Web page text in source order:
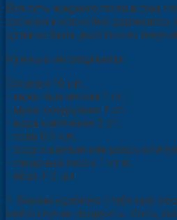
Вся суть жидкого теста в том,
сосиски и спокойно
должно быть достаточно
Нужные ингредиенты:
Сосиски 10 шт.;
- мука пшеничная 1 ст.;
- мука кукурузная 1 ст.;
- вода кипяченая 2 ст.;
- соль 0,5 ч.л.;
- сода пищевая или
- сахарный песок 1 ст.л.;
- яйца 1-2 шт.
1. Берём удобную глубокую
ней сыпучие продукты. Соль,